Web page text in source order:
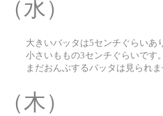
水）
大きいバッタは5センチぐらいあ
小さいももの3センチぐらいです
まだおんぶするバッタは見られ
木）